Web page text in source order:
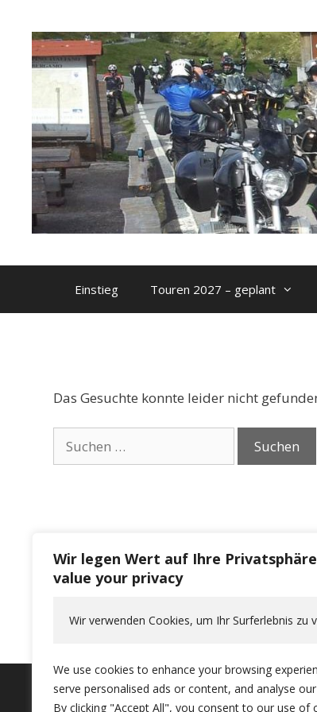
Wir legen Wert auf Ihre
value your privacy
Wir verwenden Cookies, um Ihr Surferlebnis zu
We use cookies to enhance your browsing
serve personalised ads or content, and analyse
By clicking "Accept All", you consent to our use of
Inhalt
springen
Einstieg Touren 2027 – geplant
Das Gesuchte konnte leider nicht
nach: